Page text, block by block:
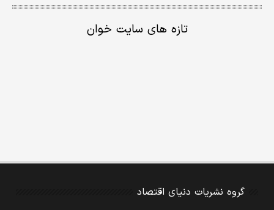
تازه های سایت خوان
گروه نشریات دنیای اقتصاد